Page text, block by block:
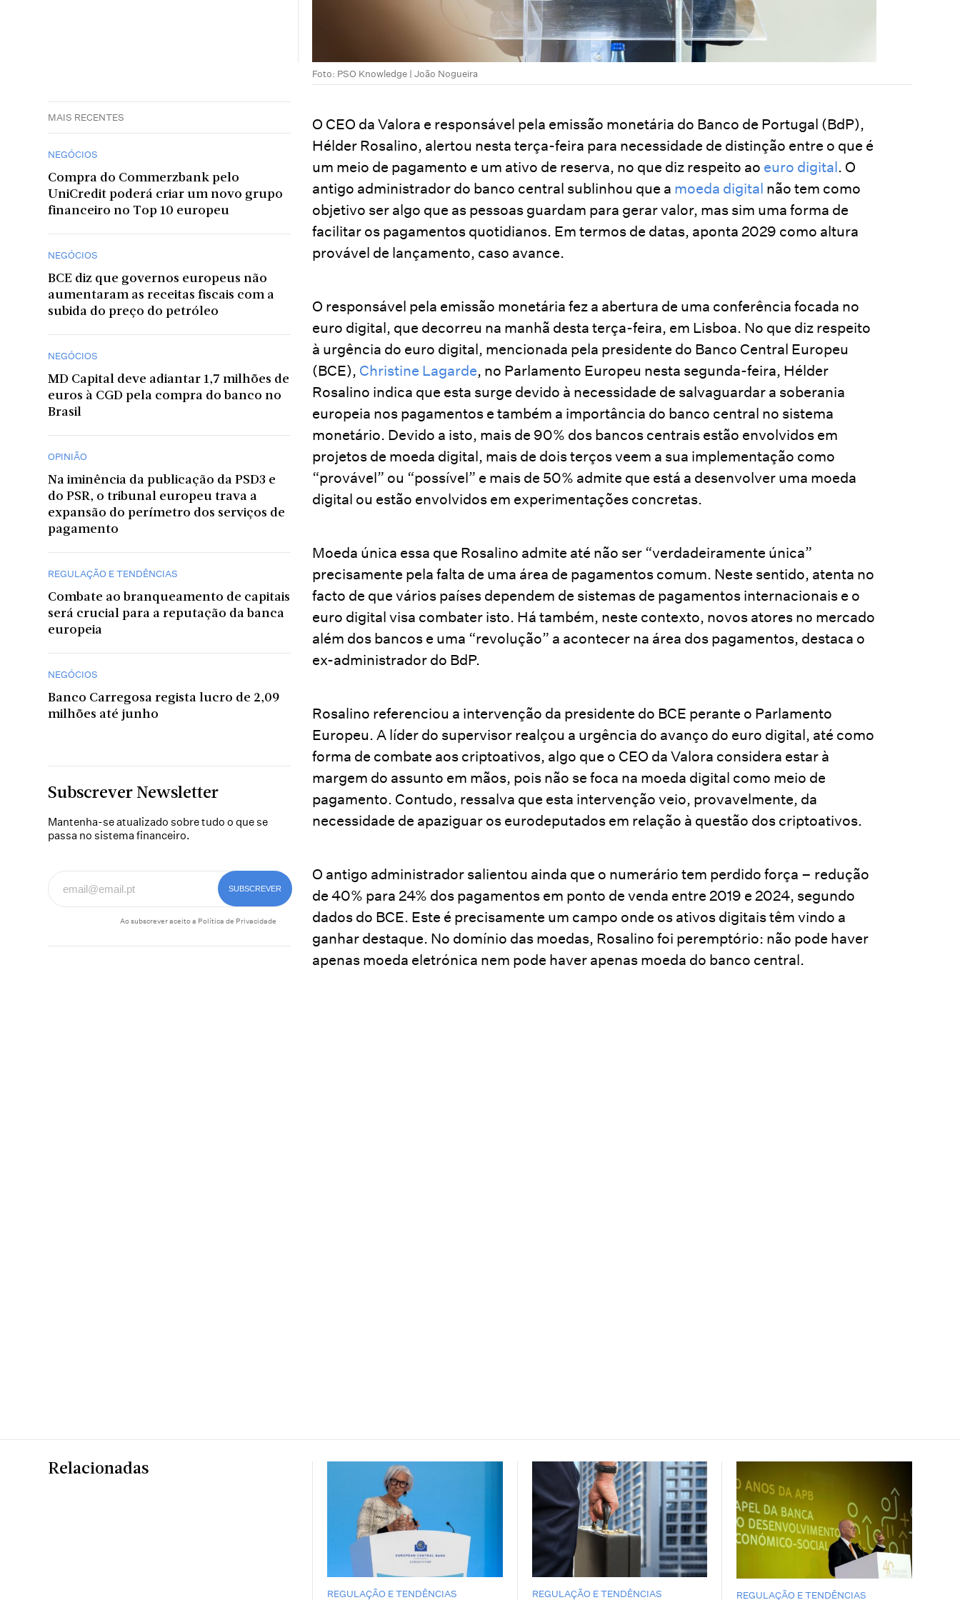
MAIS RECENTES
NEGÓCIOS
Compra do Commerzbank pelo
UniCredit poderá criar um novo grupo
financeiro no Top 10 europeu
NEGÓCIOS
BCE diz que governos europeus não
aumentaram as receitas fiscais com a
subida do preço do petróleo
NEGÓCIOS
MD Capital deve adiantar 1,7 milhões de
euros à CGD pela compra do banco no
Brasil
OPINIÃO
Na iminência da publicação da PSD3 e
do PSR, o tribunal europeu trava a
expansão do perímetro dos serviços de
pagamento
REGULAÇÃO E TENDÊNCIAS
Combate ao branqueamento de capitais
será crucial para a reputação da banca
europeia
NEGÓCIOS
Banco Carregosa regista lucro de 2,09
milhões até junho
Subscrever Newsletter
Mantenha-se atualizado sobre tudo o que se
passa no sistema financeiro.
Ao subscrever aceito a Política de Privacidade
Foto: PSO Knowledge | João Nogueira
O CEO da Valora e responsável pela emissão monetária do Banco de Portugal (BdP),
Hélder Rosalino, alertou nesta terça-feira para necessidade de distinção entre o que é
um meio de pagamento e um ativo de reserva, no que diz respeito ao euro digital. O
antigo administrador do banco central sublinhou que a moeda digital não tem como
objetivo ser algo que as pessoas guardam para gerar valor, mas sim uma forma de
facilitar os pagamentos quotidianos. Em termos de datas, aponta 2029 como altura
provável de lançamento, caso avance.
O responsável pela emissão monetária fez a abertura de uma conferência focada no
euro digital, que decorreu na manhã desta terça-feira, em Lisboa. No que diz respeito
à urgência do euro digital, mencionada pela presidente do Banco Central Europeu
(BCE), Christine Lagarde, no Parlamento Europeu nesta segunda-feira, Hélder
Rosalino indica que esta surge devido à necessidade de salvaguardar a soberania
europeia nos pagamentos e também a importância do banco central no sistema
monetário. Devido a isto, mais de 90% dos bancos centrais estão envolvidos em
projetos de moeda digital, mais de dois terços veem a sua implementação como
“provável” ou “possível” e mais de 50% admite que está a desenvolver uma moeda
digital ou estão envolvidos em experimentações concretas.
Moeda única essa que Rosalino admite até não ser “verdadeiramente única”
precisamente pela falta de uma área de pagamentos comum. Neste sentido, atenta no
facto de que vários países dependem de sistemas de pagamentos internacionais e o
euro digital visa combater isto. Há também, neste contexto, novos atores no mercado
além dos bancos e uma “revolução” a acontecer na área dos pagamentos, destaca o
ex-administrador do BdP.
Rosalino referenciou a intervenção da presidente do BCE perante o Parlamento
Europeu. A líder do supervisor realçou a urgência do avanço do euro digital, até como
forma de combate aos criptoativos, algo que o CEO da Valora considera estar à
margem do assunto em mãos, pois não se foca na moeda digital como meio de
pagamento. Contudo, ressalva que esta intervenção veio, provavelmente, da
necessidade de apaziguar os eurodeputados em relação à questão dos criptoativos.
O antigo administrador salientou ainda que o numerário tem perdido força – redução
de 40% para 24% dos pagamentos em ponto de venda entre 2019 e 2024, segundo
dados do BCE. Este é precisamente um campo onde os ativos digitais têm vindo a
ganhar destaque. No domínio das moedas, Rosalino foi peremptório: não pode haver
apenas moeda eletrónica nem pode haver apenas moeda do banco central.
Relacionadas
REGULAÇÃO E TENDÊNCIAS REGULAÇÃO E TENDÊNCIAS REGULAÇÃO E TENDÊNCIAS